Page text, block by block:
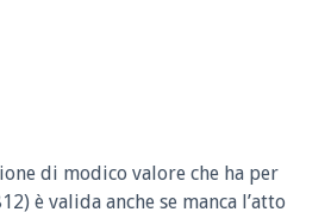
di modico valore che ha per
è valida anche se manca l’atto